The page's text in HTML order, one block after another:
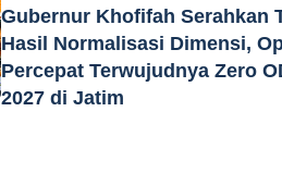
Gubernur Khofifah Serahkan
Hasil Normalisasi Dimensi,
Percepat Terwujudnya Zero
2027 di Jatim